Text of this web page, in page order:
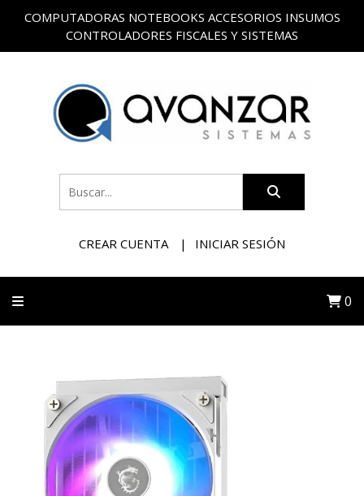
COMPUTADORAS NOTEBOOKS ACCESORIOS INSUMOS
CONTROLADORES FISCALES Y SISTEMAS
CREAR CUENTA INICIAR SESIÓN
0